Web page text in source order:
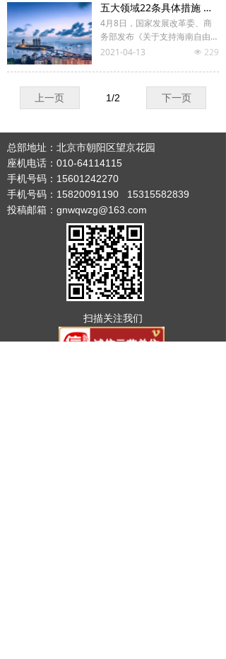
交通
富硒
书画
证件査询
针对项目建设中的关键环节，建
立健全重大项目建设协同推进长
效机制，确保项目有人抓、问题
有人管、工作有人促，推动重大
五大领域22条具体措施 海南自贸港建设“出新招”
4月8日，国家发展改革委、商
务部发布《关于支持海南自由贸
易港建设放宽市场准入若干特别
域，推出22条特别措施。
넶 229
2021-04-13
上一页 下一页
1/2
扫描关注我们
总部地址：北京市朝阳区望京花园
座机电话：010-64114115
手机号码：15601242270
手机号码：15820091190 15315582839
投稿邮箱：gnwqwzg@163.com